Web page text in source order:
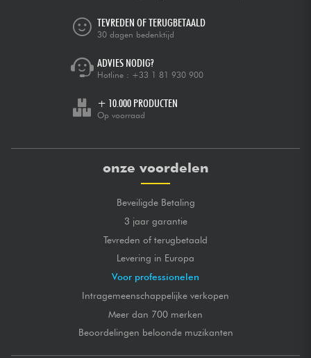
TEVREDEN OF TERUGBETAALD
30 dagen bedenktijd
ADVIES NODIG?
Hotline : +33 1 81 930 900
+ 10.000 PRODUCTEN
Op voorraad
onze voordelen
Beveiligde Betaling
3 jaar garantie
Tevreden of terugbetaald
Levering in Europa
Voor professionelen
Intragemeenschappelijke verkopen
Meer dan 700 merken
Beoordelingen beloonde muzikanten